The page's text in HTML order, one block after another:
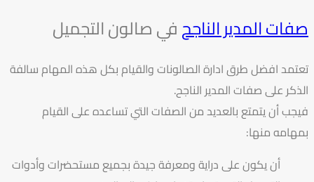
صفات المدير الناجحفي صالون التجميل
تعتمد افضل طرق ادارة الصالونات والقيام بكل هذه المهام سالفة
الذكر على صفات المدير الناجح.
فيجب أن يتمتع بالعديد من الصفات التي تساعده على القيام
بمهامه منها:
أن يكون على دراية ومعرفة جيدة بجميع مستحضرات وأدوات